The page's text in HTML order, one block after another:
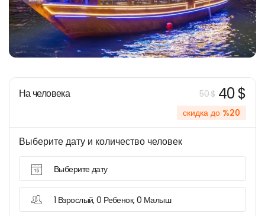
На человека 50 $ 40 $
скидка до %20
Выберите дату и количество человек
Выберите дату
1 Взрослый, 0 Ребенок, 0 Малыш